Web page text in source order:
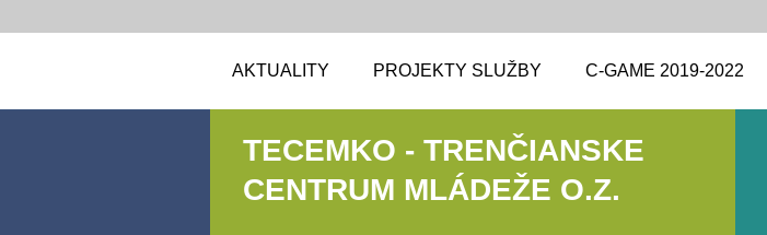
AKTUALITY PROJEKTY SLUŽBY C-GAME 2019-2022
TECEMKO - TRENČIANSKE
CENTRUM MLÁDEŽE O.Z.